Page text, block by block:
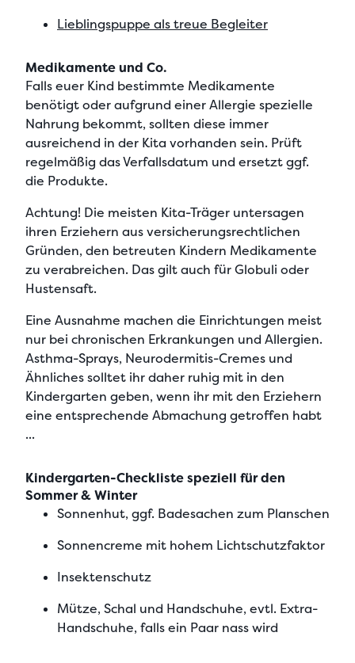
Lieblingspuppe als treue Begleiter
Medikamente und Co.
Falls euer Kind bestimmte Medikamente
benötigt oder aufgrund einer Allergie spezielle
Nahrung bekommt, sollten diese immer
ausreichend in der Kita vorhanden sein. Prüft
regelmäßig das Verfallsdatum und ersetzt ggf.
die Produkte.
Achtung! Die meisten Kita-Träger untersagen
ihren Erziehern aus versicherungsrechtlichen
Gründen, den betreuten Kindern Medikamente
zu verabreichen. Das gilt auch für Globuli oder
Hustensaft.
Eine Ausnahme machen die Einrichtungen meist
nur bei chronischen Erkrankungen und Allergien.
Asthma-Sprays, Neurodermitis-Cremes und
Ähnliches solltet ihr daher ruhig mit in den
Kindergarten geben, wenn ihr mit den Erziehern
eine entsprechende Abmachung getroffen habt
...
Kindergarten-Checkliste speziell für den
Sommer & Winter
Sonnenhut, ggf. Badesachen zum Planschen
Sonnencreme mit hohem Lichtschutzfaktor
Insektenschutz
Mütze, Schal und Handschuhe, evtl. Extra-
Handschuhe, falls ein Paar nass wird